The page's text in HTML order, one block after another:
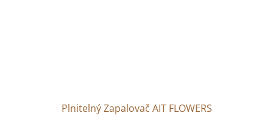
Plnitelný Zapalovač AIT FLOWERS